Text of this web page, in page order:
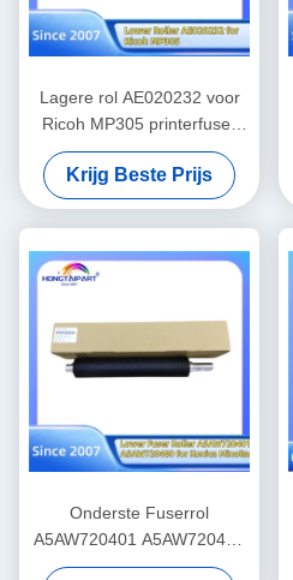
Lagere rol AE020232 voor
Ricoh MP305 printerfuser
Warmterol Druk
Reserveonderdelenlevering
Hongtaipart
Krijg Beste Prijs
Onderste Fuserrol
A5AW720401 A5AW720400
voor Konica Minolta Press